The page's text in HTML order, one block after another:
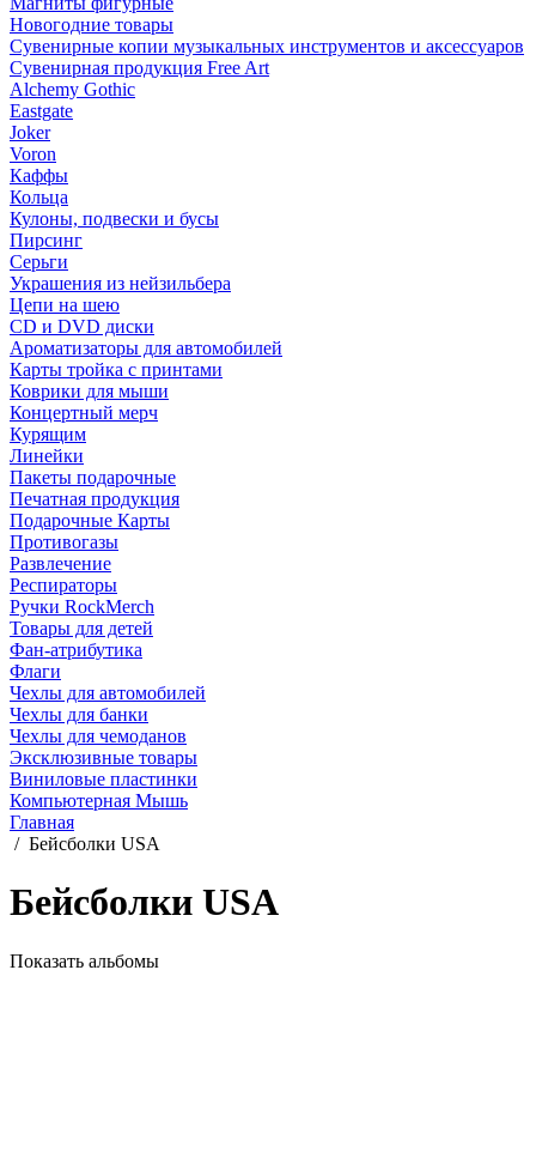
Новогодние товары
Сувенирные копии музыкальных инструментов и аксессуаров
Сувенирная продукция Free Art
Alchemy Gothic
Eastgate
Joker
Voron
Каффы
Кольца
Кулоны, подвески и бусы
Пирсинг
Серьги
Украшения из нейзильбера
Цепи на шею
CD и DVD диски
Ароматизаторы для автомобилей
Карты тройка с принтами
Коврики для мыши
Концертный мерч
Курящим
Линейки
Пакеты подарочные
Печатная продукция
Подарочные Карты
Противогазы
Развлечение
Респираторы
Ручки RockMerch
Товары для детей
Фан-атрибутика
Флаги
Чехлы для автомобилей
Чехлы для банки
Чехлы для чемоданов
Эксклюзивные товары
Виниловые пластинки
Компьютерная Мышь
Главная
/ Бейсболки USA
Бейсболки USA
Показать альбомы